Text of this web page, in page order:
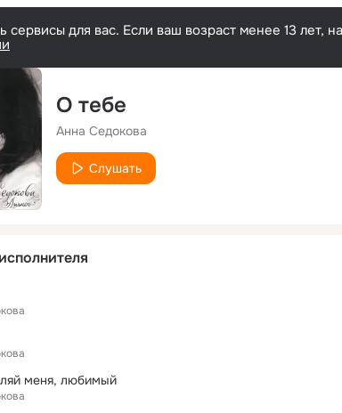
для вас. Если ваш возраст менее 13 лет,
О тебе
Анна Седокова
Слушать
меня, любимый